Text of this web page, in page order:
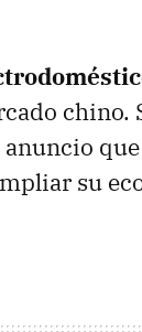
chino.
su